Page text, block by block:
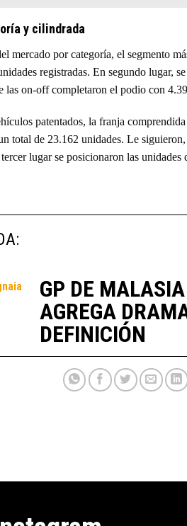
y cilindrada
mercado por categoría, el segmento
registradas. En segundo lugar,
las on-off completaron el podio con
patentados, la franja
total de 23.162 unidades. Le
lugar se posicionaron las
GP DE
AGREGA
DEFINICIÓN